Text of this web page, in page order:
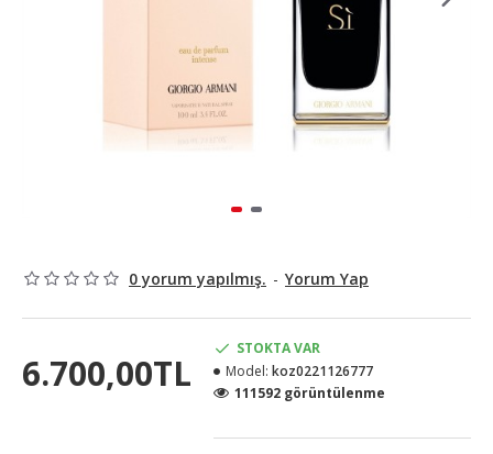
0 yorum yapılmış. - Yorum Yap
6.700,00TL
STOKTA VAR
Model: koz0221126777
111592 görüntülenme